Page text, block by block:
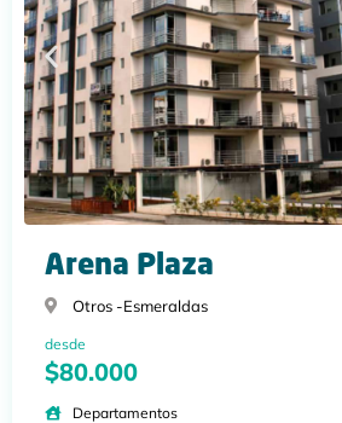
Arena Plaza
Otros -Esmeraldas
desde
$80.000
Departamentos